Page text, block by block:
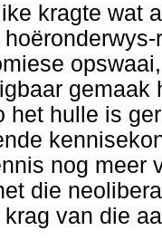
kragte wat
gemaak
het hulle is
nog meer
die
van die